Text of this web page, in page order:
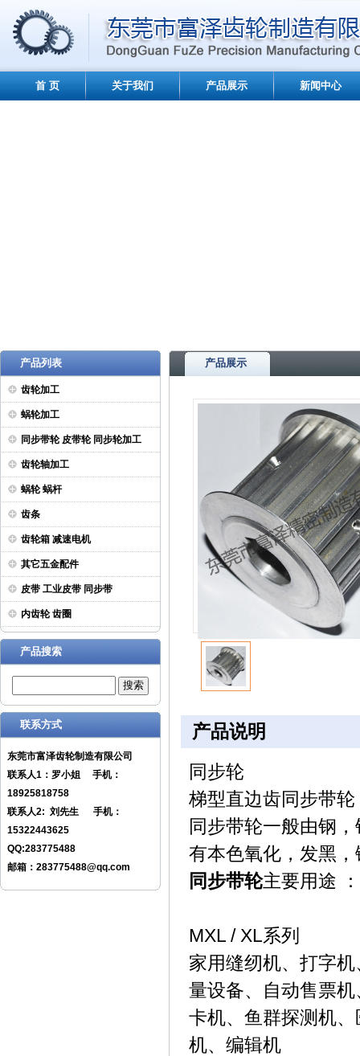
首 页 关于我们 产品展示 新闻中心
产品列表
齿轮加工
蜗轮加工
同步带轮 皮带轮 同步轮加工
齿轮轴加工
蜗轮 蜗杆
齿条
齿轮箱 减速电机
其它五金配件
皮带 工业皮带 同步带
内齿轮 齿圈
产品搜索
联系方式
东莞市富泽齿轮制造有限公司
联系人1：罗小姐 手机：
18925818758
联系人2: 刘先生 手机：
15322443625
QQ:283775488
邮箱：283775488@qq.com
产品展示
产品说明
同步轮
梯型直边齿同步
同步带轮一般由钢
有本色氧化，发黑
同步带轮主要用途 ：
MXL / XL系列
家用缝纫机、打字
量设备、自动售票
卡机、鱼群探测机
机、编辑机